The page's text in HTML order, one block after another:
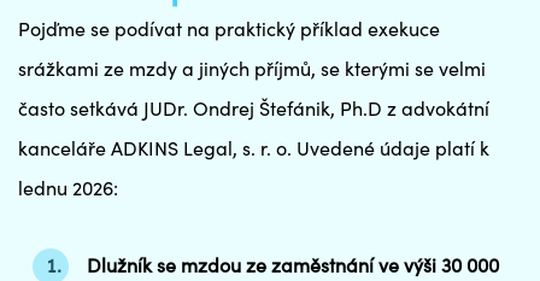
Pojďme se podívat na praktický příklad exekuce
srážkami ze mzdy a jiných příjmů, se kterými se velmi
často setkává JUDr. Ondrej Štefánik, Ph.D z advokátní
kanceláře ADKINS Legal, s. r. o. Uvedené údaje platí k
lednu 2026:
Dlužník se mzdou ze zaměstnání ve výši 30 000